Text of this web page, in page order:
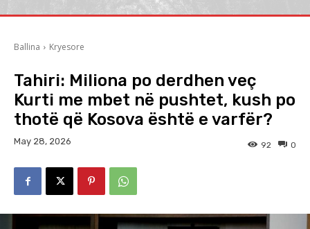
Ballina Kryesore
Tahiri: Miliona po derdhen veç
Kurti me mbet në pushtet, kush po
thotë që Kosova është e varfër?
May 28, 2026 0
92